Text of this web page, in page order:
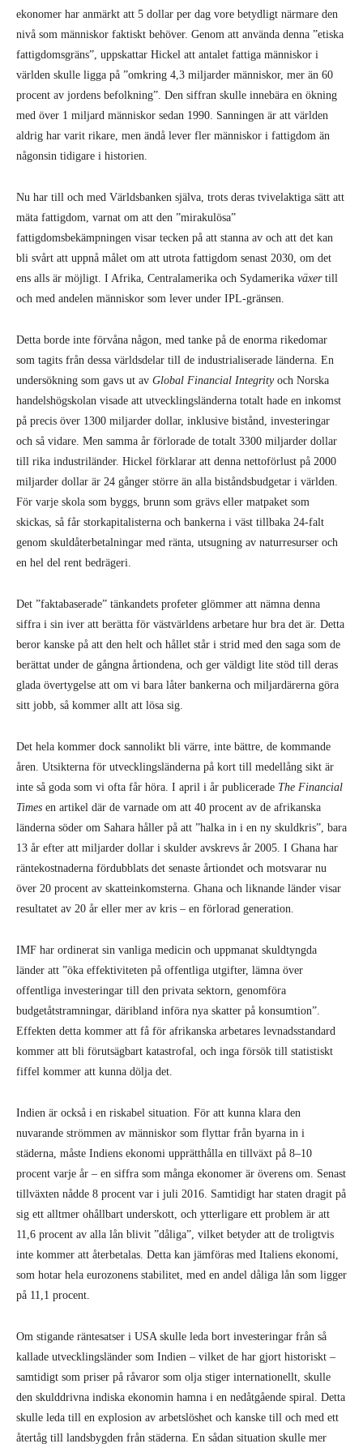
Nu har till och med Världsbanken själva, trots deras tvivelaktiga sätt att
mäta fattigdom, varnat om att den ”mirakulösa”
fattigdomsbekämpningen visar tecken på att stanna av och att det kan
bli svårt att uppnå målet om att utrota fattigdom senast 2030, om det
ens alls är möjligt. I Afrika, Centralamerika och Sydamerikaväxertill
och med andelen människor som lever under IPL-gränsen.
som tagits från dessa världsdelar till de industrialiserade länderna. En
undersökning som gavs ut avGlobal Financial Integrity
handelshögskolan visade att utvecklingsländerna totalt hade en inkomst
på precis över 1300 miljarder dollar, inklusive bistånd, investeringar
och så vidare. Men samma år förlorade de totalt 3300 miljarder dollar
till rika industriländer. Hickel förklarar att denna nettoförlust på 2000
För varje skola som byggs, brunn som grävs eller matpaket som
skickas, så får storkapitalisterna och bankerna i väst tillbaka 24-falt
genom skuldåterbetalningar med ränta, utsugning av naturresurser och
en hel del rent bedrägeri.
Det ”faktabaserade” tänkandets profeter glömmer att nämna denna
siffra i sin iver att berätta för västvärldens arbetare hur bra det är. Detta
beror kanske på att den helt och hållet står i strid med den saga som de
berättat under de gångna årtiondena, och ger väldigt lite stöd till deras
glada övertygelse att om vi bara låter bankerna och miljardärerna göra
sitt jobb, så kommer allt att lösa sig.
åren. Utsikterna för utvecklingsländerna på kort till medellång sikt är
inte så goda som vi ofta får höra. I april i år publiceradeThe Financial
Times en artikel där de varnade om att 40 procent av de afrikanska
länderna söder om Sahara håller på att ”halka in i en ny skuldkris”, bara
13 år efter att miljarder dollar i skulder avskrevs år 2005. I Ghana har
räntekostnaderna fördubblats det senaste årtiondet och motsvarar nu
resultatet av 20 år eller mer av kris – en förlorad generation.
IMF har ordinerat sin vanliga medicin och uppmanat skuldtyngda
länder att ”öka effektiviteten på offentliga utgifter, lämna över
offentliga investeringar till den privata sektorn, genomföra
budgetåtstramningar, däribland införa nya skatter på konsumtion”.
Effekten detta kommer att få för afrikanska arbetares levnadsstandard
kommer att bli förutsägbart katastrofal, och inga försök till statistiskt
fiffel kommer att kunna dölja det.
Indien är också i en riskabel situation. För att kunna klara den
nuvarande strömmen av människor som flyttar från byarna in i
städerna, måste Indiens ekonomi upprätthålla en tillväxt på 8–10
procent varje år – en siffra som många ekonomer är överens om. Senast
tillväxten nådde 8 procent var i juli 2016. Samtidigt har staten dragit på
sig ett alltmer ohållbart underskott, och ytterligare ett problem är att
11,6 procent av alla lån blivit ”dåliga”, vilket betyder att de troligtvis
som hotar hela eurozonens stabilitet, med en andel dåliga lån som ligger
på 11,1 procent.
Om stigande räntesatser i USA skulle leda bort investeringar från så
kallade utvecklingsländer som Indien – vilket de har gjort historiskt –
samtidigt som priser på råvaror som olja stiger internationellt, skulle
den skulddrivna indiska ekonomin hamna i en nedåtgående spiral. Detta
skulle leda till en explosion av arbetslöshet och kanske till och med ett
återtåg till landsbygden från städerna. En sådan situation skulle mer
eller mindre vara en upprepning av den östasiatiska krisen 1997, men
världens folkrikaste land år 2024.
Om man räknar in klimatförändringarna, som drabbar
utvecklingsländerna hårdast, med extremt väder, torka och förlorade
skördar, så är det omöjligt att på allvar räkna med några mirakel inom
den närmaste framtiden. Om kapitalisternas plundring av världen och